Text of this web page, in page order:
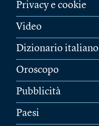
Privacy e cookie
Video
Dizionario italiano
Oroscopo
Pubblicità
Paesi